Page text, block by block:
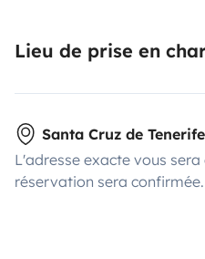
Lieu de prise en
Santa Cruz de
L'adresse exacte vous
réservation sera confirmée.